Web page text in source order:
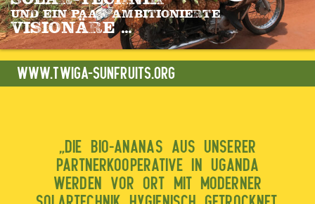
UND EIN PAAR AMBITIONIERTE
VISIONÄRE ...
WWW.TWIGA-SUNFRUITS.ORG
„DIE BIO-ANANAS AUS UNSERER
PARTNERKOOPERATIVE IN UGANDA
WERDEN VOR ORT MIT MODERNER